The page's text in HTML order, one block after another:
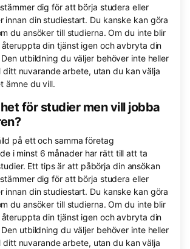
dig för att börja studera eller
innan din studiestart. Du kanske kan göra
du ansöker till studierna. Om du inte blir
din tjänst igen och avbryta din
utbildning du väljer behöver inte heller
ditt nuvarande arbete, utan du kan välja
ämne du vill.
för studier men vill jobba
på ett och samma företag
i minst 6 månader har rätt till att ta
Ett tips är att påbörja din ansökan
dig för att börja studera eller
innan din studiestart. Du kanske kan göra
du ansöker till studierna. Om du inte blir
din tjänst igen och avbryta din
utbildning du väljer behöver inte heller
ditt nuvarande arbete, utan du kan välja